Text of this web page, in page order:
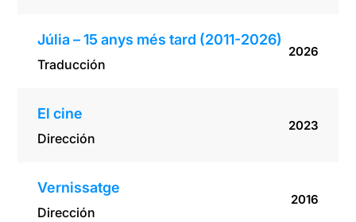
Júlia – 15 anys més tard (2011-2026)
Traducción
2026
El cine
Dirección
2023
Vernissatge
Dirección
2016